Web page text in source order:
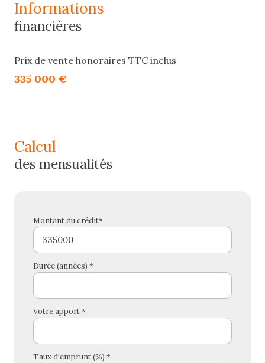
informations
financières
Prix de vente honoraires TTC inclus
335 000 €
calcul
des mensualités
Montant du crédit*
Durée (années) *
Votre apport *
Taux d'emprunt (%) *